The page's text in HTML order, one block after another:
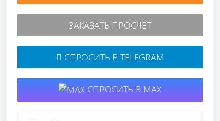
ЗАКАЗАТЬ ПРОСЧЕТ
СПРОСИТЬ В TELEGRAM
СПРОСИТЬ В MAX